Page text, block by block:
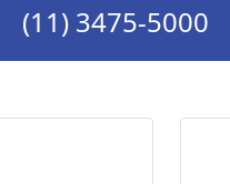
(11) 3475-5000